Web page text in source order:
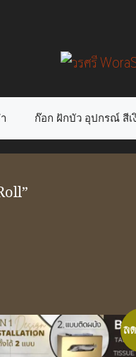
ก๊อก ฝักบัว อุปกรณ์ สีเ
ล